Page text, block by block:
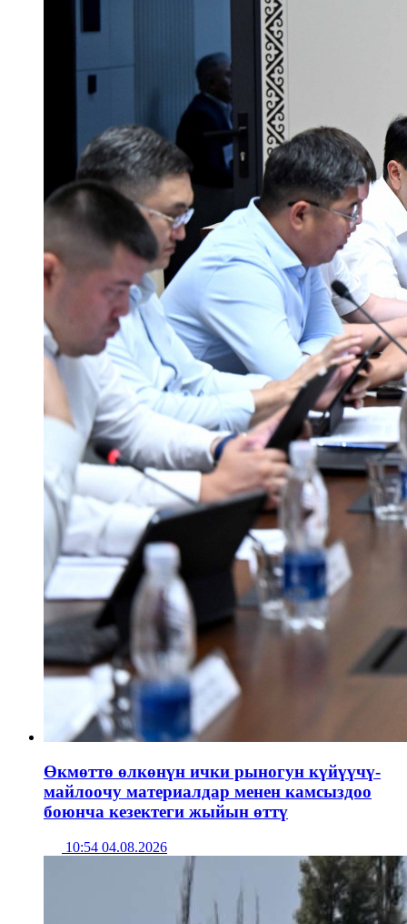
Өкмөттө өлкөнүн ички рыногун күйүүчү-
майлоочу материалдар менен камсыздоо
боюнча кезектеги жыйын өттү
10:54 04.08.2026